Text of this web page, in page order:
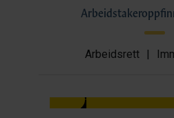
Arbeidsrett |